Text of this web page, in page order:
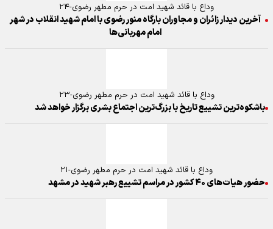
وداع با قائد شهید امت در حرم مطهر رضوی-۲۴
آخرین دیدار زائران و مجاوران بارگاه منور رضوی با امام شهید انقلاب در شهر
امام مهربانی‌ها
وداع با قائد شهید امت در حرم مطهر رضوی-۲۳
باشکوه‌ترین تشییع تاریخ با بزرگ‌ترین اجتماع بشری برگزار خواهد شد
وداع با قائد شهید امت در حرم مطهر رضوی-۲۱
حضور هیات‌های ۴۰ کشور در مراسم تشییع رهبر شهید در مشهد